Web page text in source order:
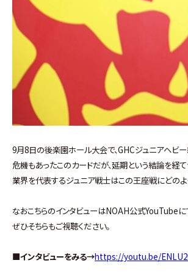
9月8日の後楽園ホール大会で、GHCジュニアヘビ
危機もあったこのカードだが、延期という結論を経
業界を代表するジュニア戦士はこの王座戦にどのよ
なおこちらのインタビューはNOAH公式YouTubeに
ぜひそちらもご視聴ください。
■インタビューをみる→https://youtu.be/